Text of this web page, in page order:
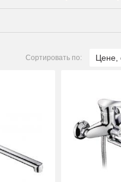
Сортировать по: Цене,